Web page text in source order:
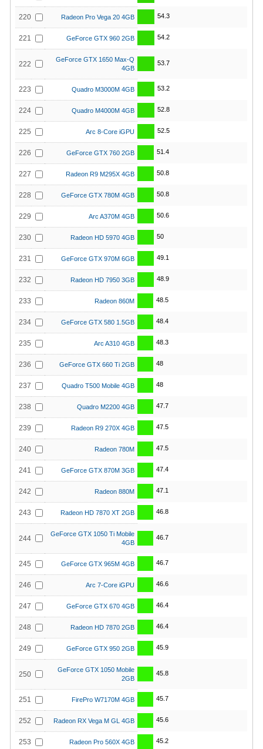
220 Radeon Pro Vega 20 4GB 54.3
221 GeForce GTX 960 2GB 54.2
222
GeForce GTX 1650 Max-Q
4GB
53.7
223 Quadro M3000M 4GB 53.2
224 Quadro M4000M 4GB 52.8
225 Arc 8-Core iGPU 52.5
226 GeForce GTX 760 2GB 51.4
227 Radeon R9 M295X 4GB 50.8
228 GeForce GTX 780M 4GB 50.8
229 Arc A370M 4GB 50.6
230 Radeon HD 5970 4GB 50
231 GeForce GTX 970M 6GB 49.1
232 Radeon HD 7950 3GB 48.9
233 Radeon 860M 48.5
234 GeForce GTX 580 1.5GB 48.4
235 Arc A310 4GB 48.3
236 GeForce GTX 660 Ti 2GB 48
237 Quadro T500 Mobile 4GB 48
238 Quadro M2200 4GB 47.7
239 Radeon R9 270X 4GB 47.5
240 Radeon 780M 47.5
241 GeForce GTX 870M 3GB 47.4
242 Radeon 880M 47.1
243 Radeon HD 7870 XT 2GB 46.8
244
GeForce GTX 1050 Ti Mobile
4GB
46.7
245 GeForce GTX 965M 4GB 46.7
246 Arc 7-Core iGPU 46.6
247 GeForce GTX 670 4GB 46.4
248 Radeon HD 7870 2GB 46.4
249 GeForce GTX 950 2GB 45.9
250
GeForce GTX 1050 Mobile
2GB
45.8
251 FirePro W7170M 4GB 45.7
252 Radeon RX Vega M GL 4GB 45.6
253 Radeon Pro 560X 4GB 45.2